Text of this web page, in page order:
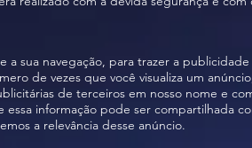
a sua navegação, para trazer a
de vezes que você visualiza um
de terceiros em nosso nome e
informação pode ser compartilhada
a relevância desse anúncio.